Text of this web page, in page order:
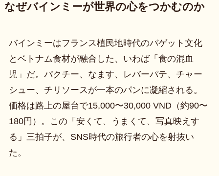
なぜバインミーが世界の心をつかむのか
バインミーはフランス植民地時代のバゲット文化
とベトナム食材が融合した、いわば「食の混血
児」だ。パクチー、なます、レバーパテ、チャー
シュー、チリソースが一本のパンに凝縮される。
価格は路上の屋台で15,000〜30,000 VND（約90〜
180円）。この「安くて、うまくて、写真映えす
る」三拍子が、SNS時代の旅行者の心を射抜い
た。